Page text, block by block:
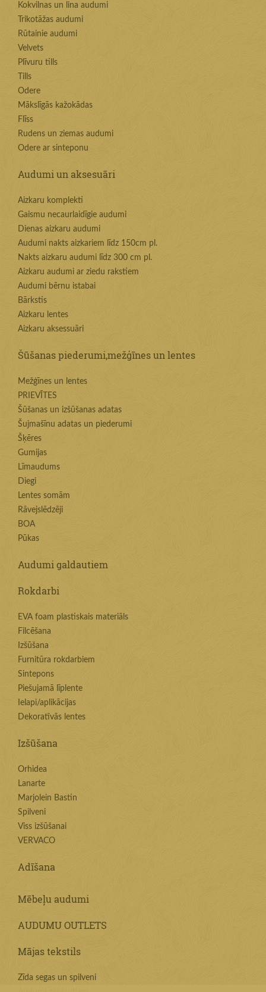
Kokvilnas un lina audumi
Trikotāžas audumi
Rūtainie audumi
Velvets
Plīvuru tills
Tills
Odere
Mākslīgās kažokādas
Flīss
Rudens un ziemas audumi
Odere ar sinteponu
Audumi un aksesuāri
Aizkaru komplekti
Gaismu necaurlaidīgie audumi
Dienas aizkaru audumi
Audumi nakts aizkariem līdz 150cm pl.
Nakts aizkaru audumi līdz 300 cm pl.
Aizkaru audumi ar ziedu rakstiem
Audumi bērnu istabai
Bārkstis
Aizkaru lentes
Aizkaru aksessuāri
Šūšanas piederumi,mežģīnes un lentes
Mežģīnes un lentes
PRIEVĪTES
Šūšanas un izšūšanas adatas
Šujmašīnu adatas un piederumi
Šķēres
Gumijas
Līmaudums
Diegi
Lentes somām
Rāvejslēdzēji
BOA
Pūkas
Audumi galdautiem
Rokdarbi
EVA foam plastiskais materiāls
Filcēšana
Izšūšana
Furnitūra rokdarbiem
Sintepons
Piešujamā līplente
Ielapi/aplikācijas
Dekoratīvās lentes
Izšūšana
Orhidea
Lanarte
Marjolein Bastin
Spilveni
Viss izšūšanai
VERVACO
Adīšana
Mēbeļu audumi
AUDUMU OUTLETS
Mājas tekstils
Zīda segas un spilveni